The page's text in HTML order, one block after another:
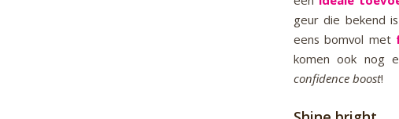
geur die bekend
eens bomvol met
komen ook nog
confidence boost!